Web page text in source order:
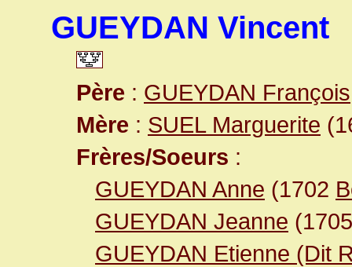
GUEYDAN Vincent
Père : GUEYDAN François
Mère : SUEL Marguerite
Frères/Soeurs :
GUEYDAN Anne (1702
GUEYDAN Jeanne
GUEYDAN Etienne (Dit